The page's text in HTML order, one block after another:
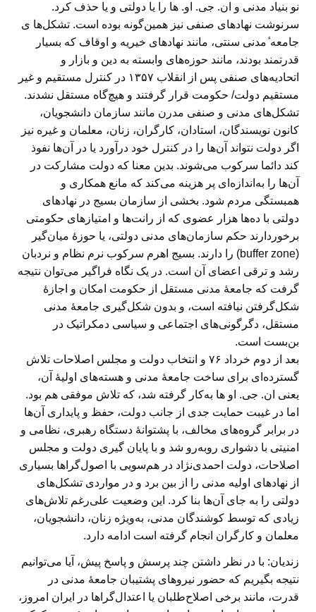
نو بنیاد مدنی و ان. جی. او. ها را یا دولتی و یا حذف کرد.
سرنوشت نهادهای صنفی نیز همین‌گونه بوده است. تشکل‌ها ی
جامعه ٔمدنی سنتی، مانند نهادهای خیریه و اوقاف که بسیار
قدرتمند بودند، مانند حوزه‌های وابسته به دین و بازار و
اتحادیه‌های صنفی پس از انقلاب ۱۳۵۷ در کنترل مستقیم و غیر
مستقیم دولت/ حکومت قرار گرفتند و هیچ‌گاه مستقل نشدند.
تشکل‌های مدنی و صنفی مدرن مانند سازمان دانشجویان،
کانون نویسندگان، استادان، کارگران، زنان، معلمان و غیره نیز
اگر دولت نتواند آن‌ها را در کنترل خود درآورد یا در آن‌ها نفوذ
کند دائما سرکوب می‌شوند. بدین معنا که دولت مشارکت در
آن‌ها را به‌اندازه‌ای پر هزینه می‌کند که مانع همکاری و
همبستگی مردم شود. بخشی از سازمان بسیج در نهادهای
دولتی با ده‌ها هزار عضوی که از رانت‌ها و امتیازهای حکومتی
برخوردارند حکم سازمان‌های مدنی دولتی، یا حوزهٔ میان‌گیر
(buffer zone) را دارند. بسیج اهرم سرکوب نرم نظام و نردبان
رشد و ترقی اعضای آن است. در یک نگاه فراگیر می‌توان نتیجه
گرفت که جامعهٔ مدنی مستقل از حکومت امکان و اجازهٔ
شکل‌گرفتن نیافته است، و بدون شکل‌گیری جامعهٔ مدنی
مستقل، دگرگونی‌های اجتماعی و سیاسی دمکراتیک در
بن‌بست است.
بعد از دوم خرداد ۷۶ و انتخاب دولت و مجلس اصلاحات تلاش
گسترده‌ای برای ساخت جامعهٔ مدنی و هسته‌های اولیهٔ آن،
یعنی ان. جی. او ها به‌کار گرفته شد، که تلاش موفقی هم بود.
اما در غیبت حمایت جدی از جانب دولت، حفظ و پایداری آن‌ها
در برابر گروه‌های مخالف، با پشتوانهٔ دستگاه رهبری، نظامی و
امنیتی با دشواری روبه‌رو شد و با پایان گیری دولت و مجلس
اصلاحات، دولت احمدی‌نژاد در هم‌سویی با اصول‌گراها بسیاری
از نهادهای اولیه مدنی را از بین برد و در مواردی تشکل‌های
دولتی را به جای آن‌ها بنا کرد. این وضعیت علی‌رغم تلاش‌های
زیادی که توسط کوشندگان مدنی، به‌ویژه زنان، دانشجویان،
معلمان و کارگران انجام گرفته است ادامه دارد.
زندیان: با در نظر داشتن چند پرسش و پاسخ پیش، آیا می‌توانیم
نتیجه بگیریم که حضور نیروهای پشتیبان جامعهٔ مدنی در
قدرت، مانند برخی اصلاح‌طلبان یا اعتدال‌گراها در ایران امروز،